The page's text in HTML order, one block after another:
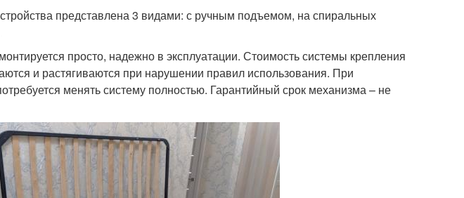
представлена 3 видами: с ручным подъемом, на спиральных
просто, надежно в эксплуатации. Стоимость системы крепления
и растягиваются при нарушении правил использования. При
менять систему полностью. Гарантийный срок механизма – не